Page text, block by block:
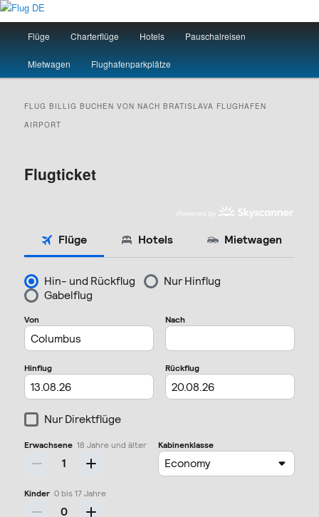
Zum
primären
Zum
sekundären
Flug DE
Flüge Charterflüge Hotels Pauschalreisen
Mietwagen Flughafenparkplätze
FLUG BILLIG BUCHEN VON NACHBRATISLAVA FLUGHAFEN
AIRPORT
Flugticket